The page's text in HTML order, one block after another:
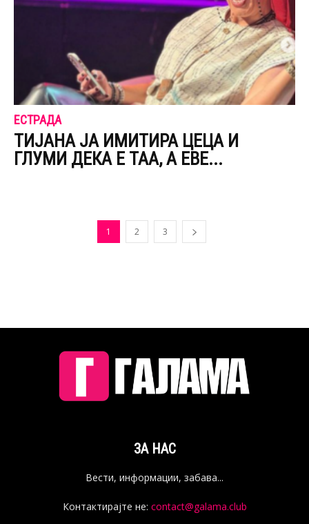
ЕСТРАДА
ТИЈАНА ЈА ИМИТИРА ЦЕЦА И
ГЛУМИ ДЕКА Е ТАА, А ЕВЕ...
1 2 3
ЗА НАС
Вести, информации, забава...
Контактирајте не: contact@galama.club